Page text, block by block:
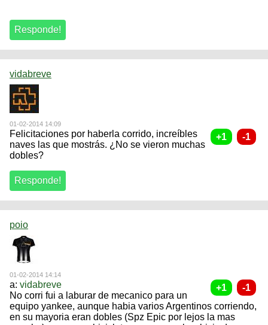
vidabreve
01-02-2014 14:09
Felicitaciones por haberla corrido, increíbles
naves las que mostrás. ¿No se vieron muchas
dobles?
poio
01-02-2014 14:14
a: vidabreve
No corri fui a laburar de mecanico para un
equipo yankee, aunque habia varios Argentinos corriendo,
en su mayoria eran dobles (Spz Epic por lejos la mas